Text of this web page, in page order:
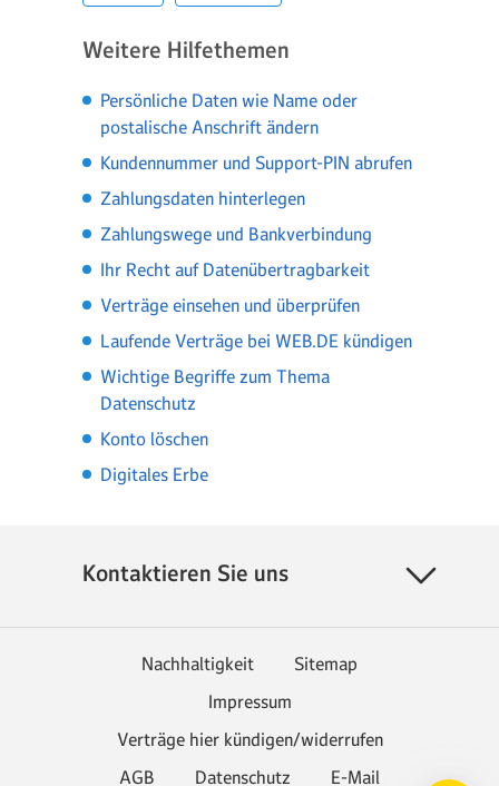
Weitere Hilfethemen
Persönliche Daten wie Name oder
postalische Anschrift ändern
Kundennummer und Support-PIN abrufen
Zahlungsdaten hinterlegen
Zahlungswege und Bankverbindung
Ihr Recht auf Datenübertragbarkeit
Verträge einsehen und überprüfen
Laufende Verträge bei WEB.DE kündigen
Wichtige Begriffe zum Thema
Datenschutz
Konto löschen
Digitales Erbe
Kontaktieren Sie uns
Nachhaltigkeit
Sitemap
Impressum
Verträge hier kündigen/widerrufen
AGB
Datenschutz E-Mail